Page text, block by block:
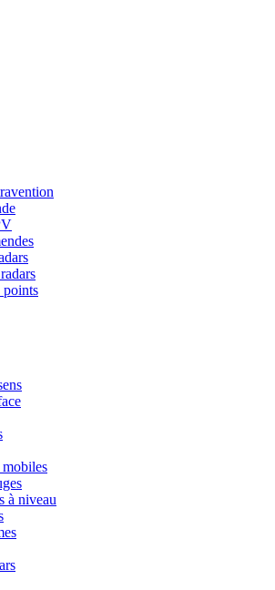
points
à niveau